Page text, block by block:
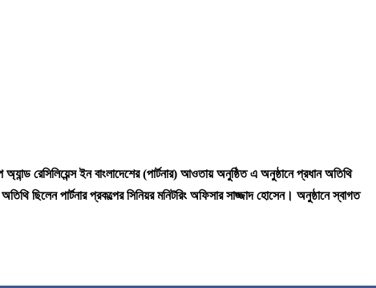
রেসিলিয়েন্স ইন বাংলাদেশের (পার্টনার) আওতায় অনুষ্ঠিত এ অনুষ্ঠানে প্রধান অতিথি
ছিলেন পার্টনার প্রকল্পের সিনিয়র মনিটরিং অফিসার সাজ্জাদ হোসেন। অনুষ্ঠানে স্বাগত